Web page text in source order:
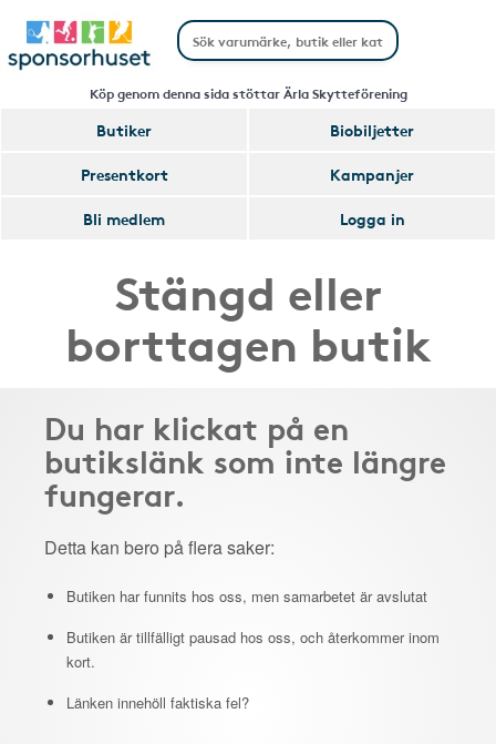
Köp genom denna sida stöttar Ärla Skytteförening
Butiker
Biobiljetter
Presentkort
Kampanjer
Bli medlem
Logga in
Stängd eller
borttagen butik
Du har klickat på en
butikslänk som inte längre
fungerar.
Detta kan bero på flera saker:
Butiken har funnits hos oss, men samarbetet är avslutat
Butiken är tillfälligt pausad hos oss, och återkommer inom
kort.
Länken innehöll faktiska fel?